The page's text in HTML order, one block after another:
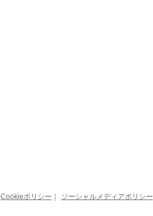
Cookieポリシー ｜ ソーシャルメディアポリシー